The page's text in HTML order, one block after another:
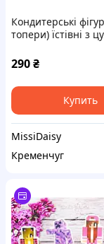
Кондитерські
топери) їстівні з
торт"Майнкрафт"
290₴
Купить
MissiDaisy
Кременчуг